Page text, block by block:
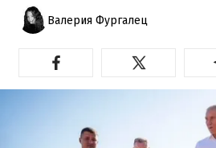
Валерия Фургалец